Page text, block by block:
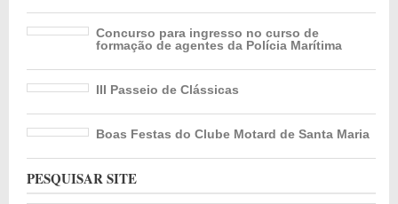
Concurso para ingresso no curso de
formação de agentes da Polícia Marítima
III Passeio de Clássicas
Boas Festas do Clube Motard de Santa Maria
PESQUISAR SITE